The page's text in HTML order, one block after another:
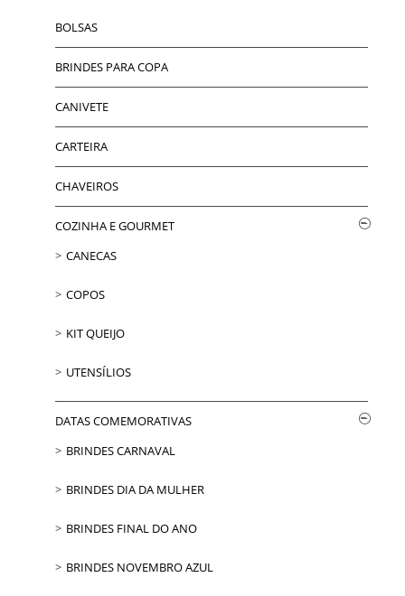
BOLSAS
BRINDES PARA COPA
CANIVETE
CARTEIRA
CHAVEIROS
COZINHA E GOURMET
CANECAS
COPOS
KIT QUEIJO
UTENSÍLIOS
DATAS COMEMORATIVAS
BRINDES CARNAVAL
BRINDES DIA DA MULHER
BRINDES FINAL DO ANO
BRINDES NOVEMBRO AZUL